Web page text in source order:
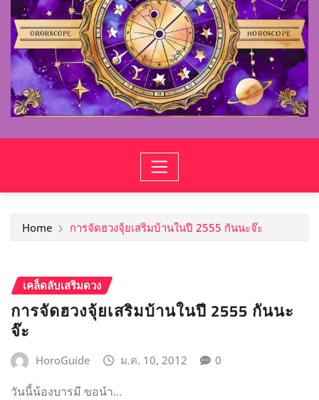
Home การจัดฮวงจุ้ยเสริมบ้านในปี 2555 กันนะจ๊ะ
เคล็ดลับเสริมดวง
การจัดฮวงจุ้ยเสริมบ้านในปี 2555 กันนะ
จ๊ะ
HoroGuide ม.ค. 10, 2012 0
วันนี้น้องบารมี ขอนำ…